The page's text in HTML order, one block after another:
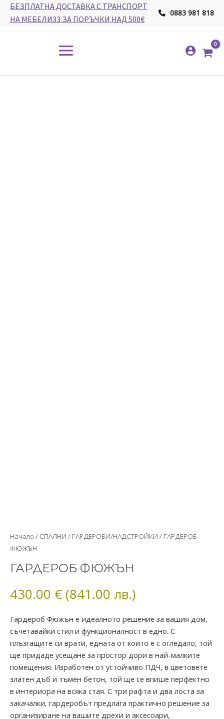
SkipБЕЗПЛАТНА ДОСТАВКА С ТРАНСПОРТ
НА МЕБЕЛИ33 ЗА ПОРЪЧКИ НАД 500€
0883 981 818
Menu
Начало / СПАЛНИ / ГАРДЕРОБИ/НАДСТРОЙКИ / ГАРДЕРОБ
ФЮЖЪН
ГАРДЕРОБ ФЮЖЪН
430.00 € (841.00 лв.)
Гардероб Фюжън е идеалното решение за вашия дом,
съчетавайки стил и функционалност в едно. С
плъзгащите си врати, едната от които е с огледало, той
ще придаде усещане за простор дори в най-малките
помещения. Изработен от устойчиво ПДЧ, в цветовете
златен дъб и тъмен бетон, той ще се впише перфектно
в интериора на всяка стая. С три рафта и два лоста за
закачалки, гардеробът предлага практично решение за
организиране на вашите дрехи и аксесоари,
количество
за
ФЮЖЪН